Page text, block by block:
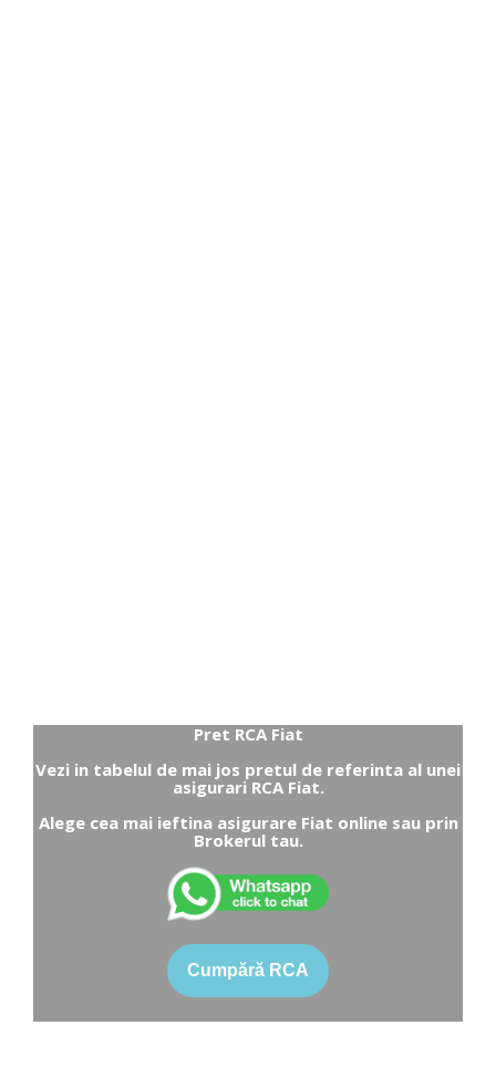
Pret RCA Fiat
Vezi in tabelul de mai jos pretul de referinta al unei
asigurari RCA Fiat.
Alege cea mai ieftina asigurare Fiat online sau prin
Brokerul tau.
Cumpără RCA